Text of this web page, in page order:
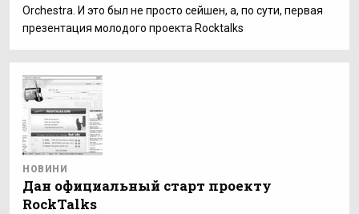
Orchestra. И это был не просто сейшен, а, по сути, первая
презентация молодого проекта Rocktalks
НОВИНИ
Дан официальный старт проекту
RockTalks